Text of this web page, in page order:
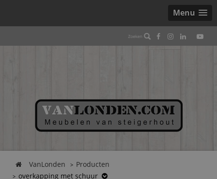
Menu
VanLonden
Producten
overkapping met schuur